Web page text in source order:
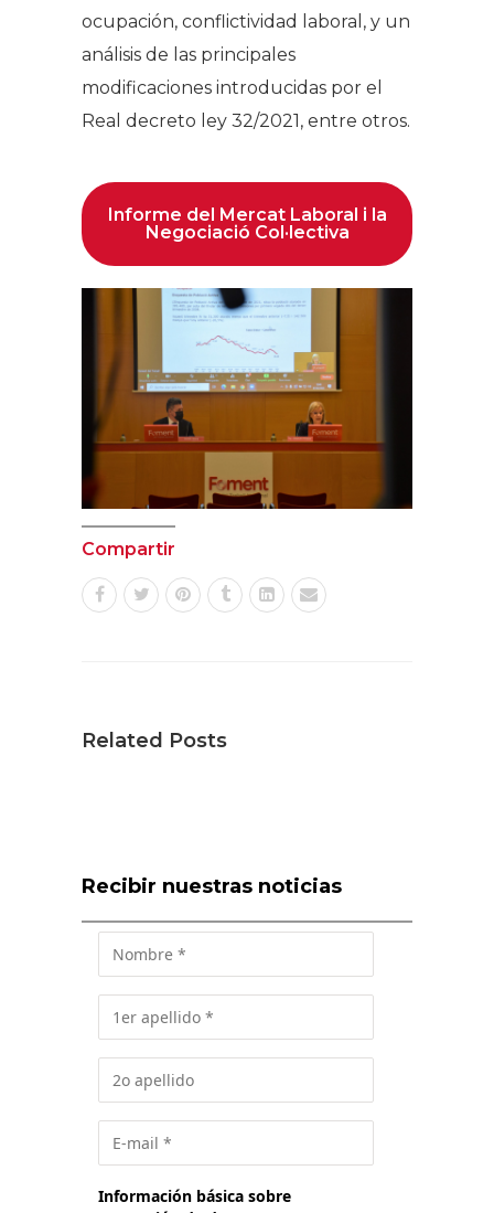
ocupación, conflictividad laboral, y un
análisis de las principales
modificaciones introducidas por el
Real decreto ley 32/2021, entre otros.
Informe del Mercat Laboral i la
Negociació Col·lectiva
Compartir
Related Posts
Recibir nuestras noticias
Información básica sobre